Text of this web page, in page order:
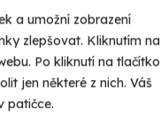
a umožní zobrazení
zlepšovat. Kliknutím na
Po kliknutí na tlačítko
jen některé z nich. Váš
patičce.